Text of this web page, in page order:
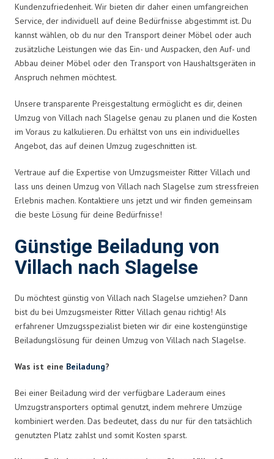
Kundenzufriedenheit. Wir bieten dir daher einen umfangreichen
Service, der individuell auf deine Bedürfnisse abgestimmt ist. Du
kannst wählen, ob du nur den Transport deiner Möbel oder auch
zusätzliche Leistungen wie das Ein- und Auspacken, den Auf- und
Abbau deiner Möbel oder den Transport von Haushaltsgeräten in
Anspruch nehmen möchtest.
Unsere transparente Preisgestaltung ermöglicht es dir, deinen
Umzug von Villach nach Slagelse genau zu planen und die Kosten
im Voraus zu kalkulieren. Du erhältst von uns ein individuelles
Angebot, das auf deinen Umzug zugeschnitten ist.
Vertraue auf die Expertise von Umzugsmeister Ritter Villach und
lass uns deinen Umzug von Villach nach Slagelse zum stressfreien
Erlebnis machen. Kontaktiere uns jetzt und wir finden gemeinsam
die beste Lösung für deine Bedürfnisse!
Günstige Beiladung von
Villach nach Slagelse
Du möchtest günstig von Villach nach Slagelse umziehen? Dann
bist du bei Umzugsmeister Ritter Villach genau richtig! Als
erfahrener Umzugsspezialist bieten wir dir eine kostengünstige
Beiladungslösung für deinen Umzug von Villach nach Slagelse.
Was ist eine Beiladung?
Bei einer Beiladung wird der verfügbare Laderaum eines
Umzugstransporters optimal genutzt, indem mehrere Umzüge
kombiniert werden. Das bedeutet, dass du nur für den tatsächlich
genutzten Platz zahlst und somit Kosten sparst.